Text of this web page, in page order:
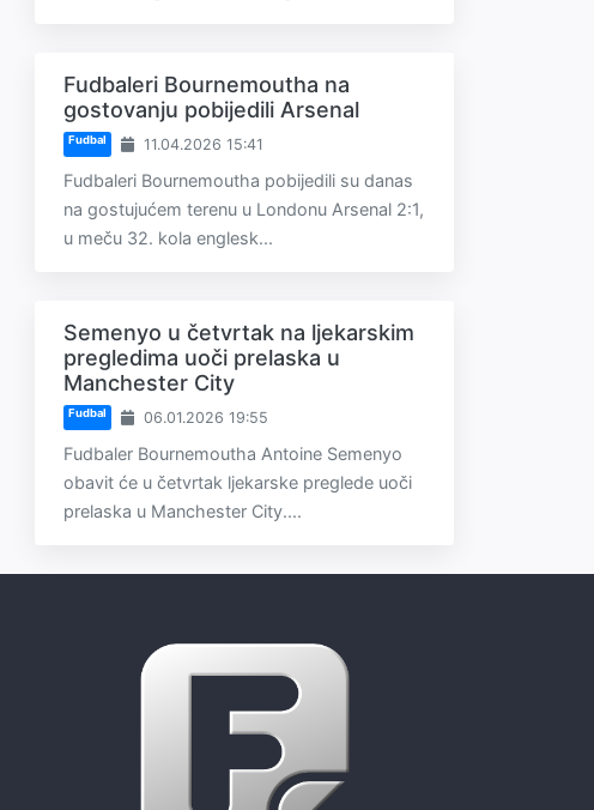
Fudbaleri Bournemoutha na
gostovanju pobijedili Arsenal
Fudbal 11.04.2026 15:41
Fudbaleri Bournemoutha pobijedili su danas
na gostujućem terenu u Londonu Arsenal 2:1,
u meču 32. kola englesk...
Semenyo u četvrtak na ljekarskim
pregledima uoči prelaska u
Manchester City
Fudbal 06.01.2026 19:55
Fudbaler Bournemoutha Antoine Semenyo
obavit će u četvrtak ljekarske preglede uoči
prelaska u Manchester City....